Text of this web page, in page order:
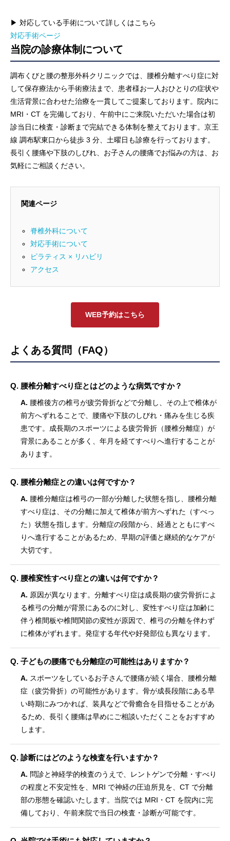
▶ 対応している手術について詳しくはこちら
対応手術ページ
当院の診療体制について
調布くびと腰の整形外科クリニックでは、腰椎分離すべり症に対
して保存療法から手術療法まで、患者様お一人おひとりの症状や
生活背景に合わせた治療を一貫してご提案しております。院内に
MRI・CT を完備しており、午前中にご来院いただいた場合は初
診当日に検査・診断まで完結できる体制を整えております。京王
線 調布駅東口から徒歩 3 分、土曜日も診療を行っております。
長引く腰痛や下肢のしびれ、お子さんの腰痛でお悩みの方は、お
気軽にご相談ください。
関連ページ
脊椎外科について
対応手術について
ピラティス × リハビリ
アクセス
WEB予約はこちら
よくある質問（FAQ）
Q. 腰椎分離すべり症とはどのような病気ですか？
A. 腰椎後方の椎弓が疲労骨折などで分離し、その上で椎体が
前方へずれることで、腰痛や下肢のしびれ・痛みを生じる疾
患です。成長期のスポーツによる疲労骨折（腰椎分離症）が
背景にあることが多く、年月を経てすべりへ進行することが
あります。
Q. 腰椎分離症との違いは何ですか？
A. 腰椎分離症は椎弓の一部が分離した状態を指し、腰椎分離
すべり症は、その分離に加えて椎体が前方へずれた（すべっ
た）状態を指します。分離症の段階から、経過とともにすべ
りへ進行することがあるため、早期の評価と継続的なケアが
大切です。
Q. 腰椎変性すべり症との違いは何ですか？
A. 原因が異なります。分離すべり症は成長期の疲労骨折によ
る椎弓の分離が背景にあるのに対し、変性すべり症は加齢に
伴う椎間板や椎間関節の変性が原因で、椎弓の分離を伴わず
に椎体がずれます。発症する年代や好発部位も異なります。
Q. 子どもの腰痛でも分離症の可能性はありますか？
A. スポーツをしているお子さんで腰痛が続く場合、腰椎分離
症（疲労骨折）の可能性があります。骨が成長段階にある早
い時期にみつかれば、装具などで骨癒合を目指せることがあ
るため、長引く腰痛は早めにご相談いただくことをおすすめ
します。
Q. 診断にはどのような検査を行いますか？
A. 問診と神経学的検査のうえで、レントゲンで分離・すべり
の程度と不安定性を、MRI で神経の圧迫所見を、CT で分離
部の形態を確認いたします。当院では MRI・CT を院内に完
備しており、午前来院で当日の検査・診断が可能です。